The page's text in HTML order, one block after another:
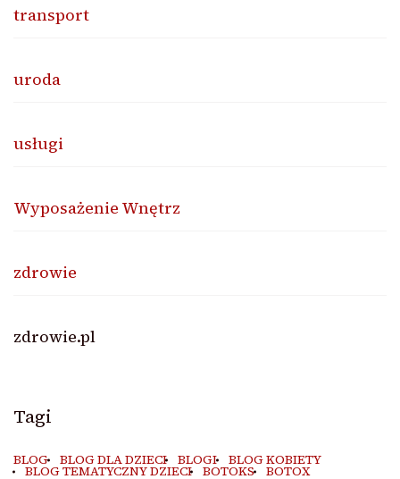
transport
uroda
usługi
Wyposażenie Wnętrz
zdrowie
zdrowie.pl
Tagi
BLOG BLOG DLA DZIECI BLOGI BLOG KOBIETY
BLOG TEMATYCZNY DZIECI BOTOKS BOTOX